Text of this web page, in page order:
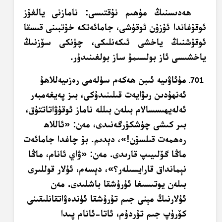
ھەدىسنىڭ مۇھىم نۇقتىسى: نامازنى يالغۇز
ئوقۇغاندا ئۇزۇن ئوقۇشى، جامائەتكە خۇتبىنى قىسقا
ئوقۇشنىڭ ياخشى ئىكەنلىكى، چۈنكى سۆزنىڭ
ياخشىسى ئاز بولسىمۇ ساز بولغىنىدۇر.
مۇئاۋىيە ئىبن ھەكەم سۈلەمى رەزىيەللاھۇ
ئەنھۇدىن رىۋايەت قىلىنىدۇكى، بىز پەيغەمبەر
ئەلەيھىسسالام بىلەن بىللە ناماز ئوقۇۋاتاتتۇق،
بىر كىشى چۈشكۈرگەنىدى، مەن: «ئاللاھ
رەھمەت قىلسۇن!»، دېدىم. بۇ چاغدا جامائەت
ماڭا گۆلىيىپ قارىدى. مەن: «ۋاي ئانام، ماڭا
نېمانداق قارايسىلەر؟»، دېسەم، ئۇلار قوللىرى
بىلەن يوتىسىغا ئۇرۇشقا باشلىدى. مەن
ئۇلارنىڭ مېنى جىم تۇرۇشقا ئۈندەۋاتقانلىقىنى
كۆرۈپ جىم تۇردۇم، ئاتا-ئانام پىدا